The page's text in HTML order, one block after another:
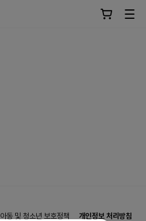
아동 및 청소년 보호정책
개인정보 처리방침